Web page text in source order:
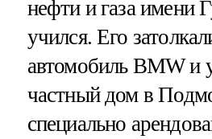
нефти и газа имени
учился. Его
автомобиль BMW и
частный дом в
специально